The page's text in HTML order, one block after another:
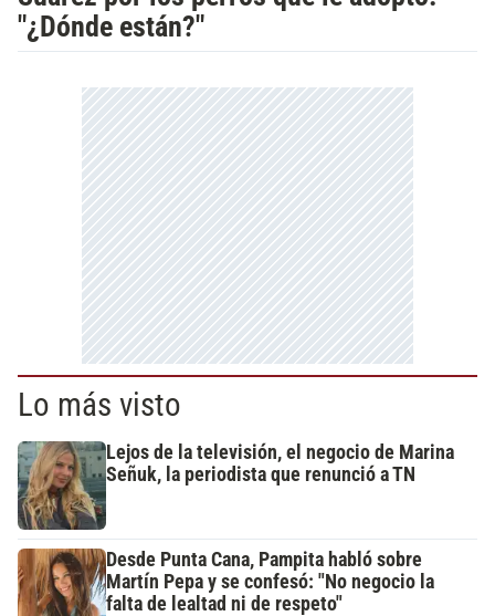
"¿Dónde están?"
Lo más visto
Lejos de la televisión, el negocio de Marina
Señuk, la periodista que renunció a TN
Desde Punta Cana, Pampita habló sobre
Martín Pepa y se confesó: "No negocio la
falta de lealtad ni de respeto"